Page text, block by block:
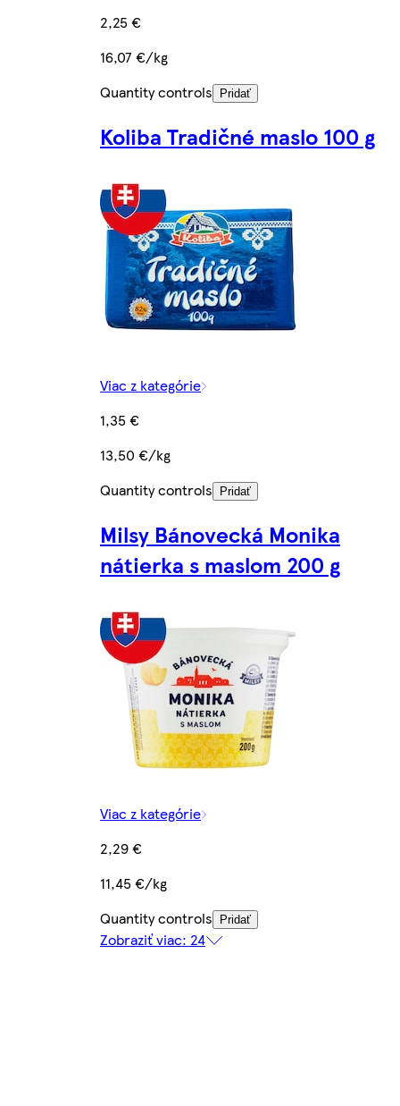
2,25 €
16,07 €/kg
Quantity controls
Pridať
Koliba Tradičné maslo 100 g
Viac z kategórie
1,35 €
13,50 €/kg
Quantity controls
Pridať
Milsy Bánovecká Monika
nátierka s maslom 200 g
Viac z kategórie
2,29 €
11,45 €/kg
Quantity controls
Pridať
Zobraziť viac: 24